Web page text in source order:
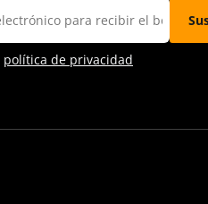
política de privacidad